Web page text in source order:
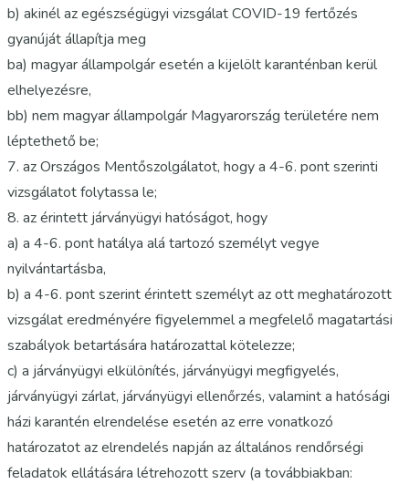
b) akinél az egészségügyi vizsgálat COVID-19 fertőzés
gyanúját állapítja meg
ba) magyar állampolgár esetén a kijelölt karanténban kerül
elhelyezésre,
bb) nem magyar állampolgár Magyarország területére nem
léptethető be;
7. az Országos Mentőszolgálatot, hogy a 4-6. pont szerinti
vizsgálatot folytassa le;
8. az érintett járványügyi hatóságot, hogy
a) a 4-6. pont hatálya alá tartozó személyt vegye
nyilvántartásba,
b) a 4-6. pont szerint érintett személyt az ott meghatározott
vizsgálat eredményére figyelemmel a megfelelő magatartási
szabályok betartására határozattal kötelezze;
c) a járványügyi elkülönítés, járványügyi megfigyelés,
járványügyi zárlat, járványügyi ellenőrzés, valamint a hatósági
házi karantén elrendelése esetén az erre vonatkozó
határozatot az elrendelés napján az általános rendőrségi
feladatok ellátására létrehozott szerv (a továbbiakban: